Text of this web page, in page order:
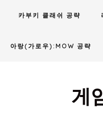
카부키 클래쉬 공략
아랑(가로우):MOW 공략
게